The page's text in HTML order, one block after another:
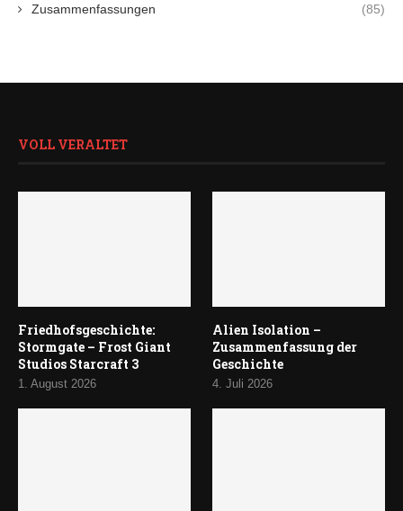
Zusammenfassungen (85)
VOLL VERALTET
Friedhofsgeschichte:
Stormgate – Frost Giant
Studios Starcraft 3
1. August 2026
Alien Isolation –
Zusammenfassung der
Geschichte
4. Juli 2026